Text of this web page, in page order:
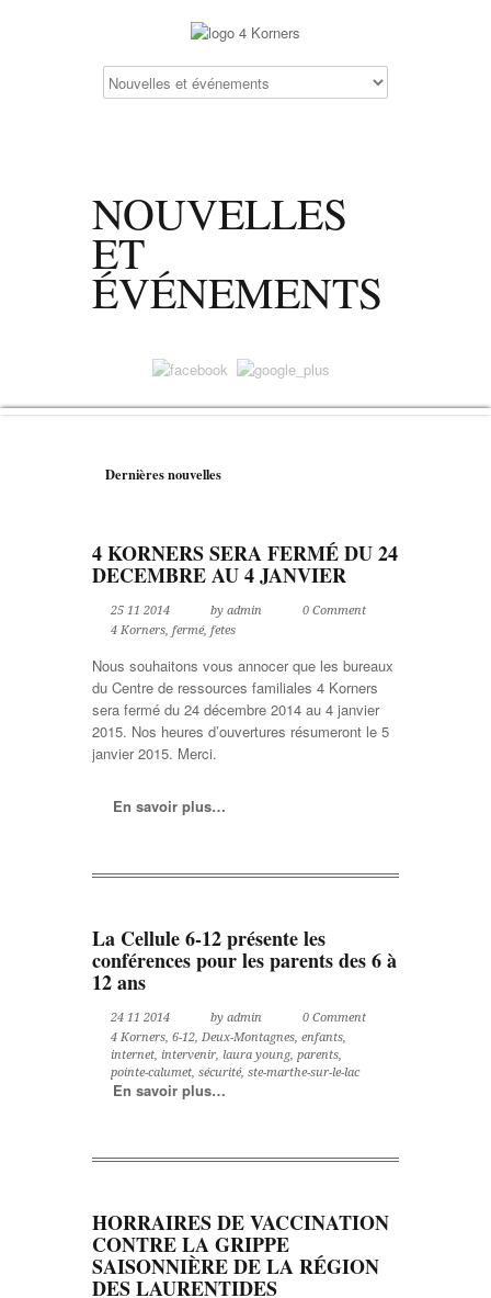
NOUVELLES
ET
ÉVÉNEMENTS
Dernières nouvelles
4 KORNERS SERA FERMÉ DU 24
DECEMBRE AU 4 JANVIER
25 11 2014 by admin
0 Comment
4 Korners, fermé, fetes
Nous souhaitons vous annocer que les bureaux
du Centre de ressources familiales 4 Korners
sera fermé du 24 décembre 2014 au 4 janvier
2015. Nos heures d’ouvertures résumeront le 5
janvier 2015. Merci.
En savoir plus…
La Cellule 6-12 présente les
conférences pour les parents des 6 à
12 ans
24 11 2014 by admin
0 Comment
4 Korners, 6-12, Deux-Montagnes, enfants,
internet, intervenir, laura young, parents,
pointe-calumet, sécurité, ste-marthe-sur-le-lac
En savoir plus…
HORRAIRES DE VACCINATION
CONTRE LA GRIPPE
SAISONNIÈRE DE LA RÉGION
DES LAURENTIDES